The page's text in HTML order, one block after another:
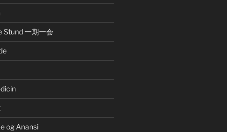
Stund 一期一会
og Anansi